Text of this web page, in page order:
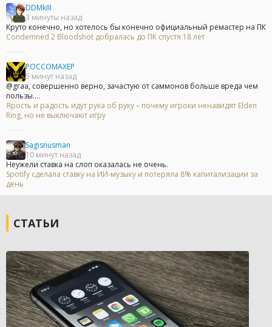
DDMkIII
3 минуты назад
Круто конечно, но хотелось бы конечно официальный ремастер на ПК
Condemned 2 Bloodshot добралась до ПК спустя 18 лет
POCCOMAXEP
5 минут назад
@graa, совершенно верно, зачастую от саммонов больше вреда чем
пользы....
Ярость и радость идут рука об руку – почему игроки ненавидят Elden
Ring, но не выключают игру
Sagisnusman
10 минут назад
Неужели ставка на слоп оказалась не очень.
Spotify сделала ставку на ИИ-музыку и потеряла 8% капитализации за
день
СТАТЬИ